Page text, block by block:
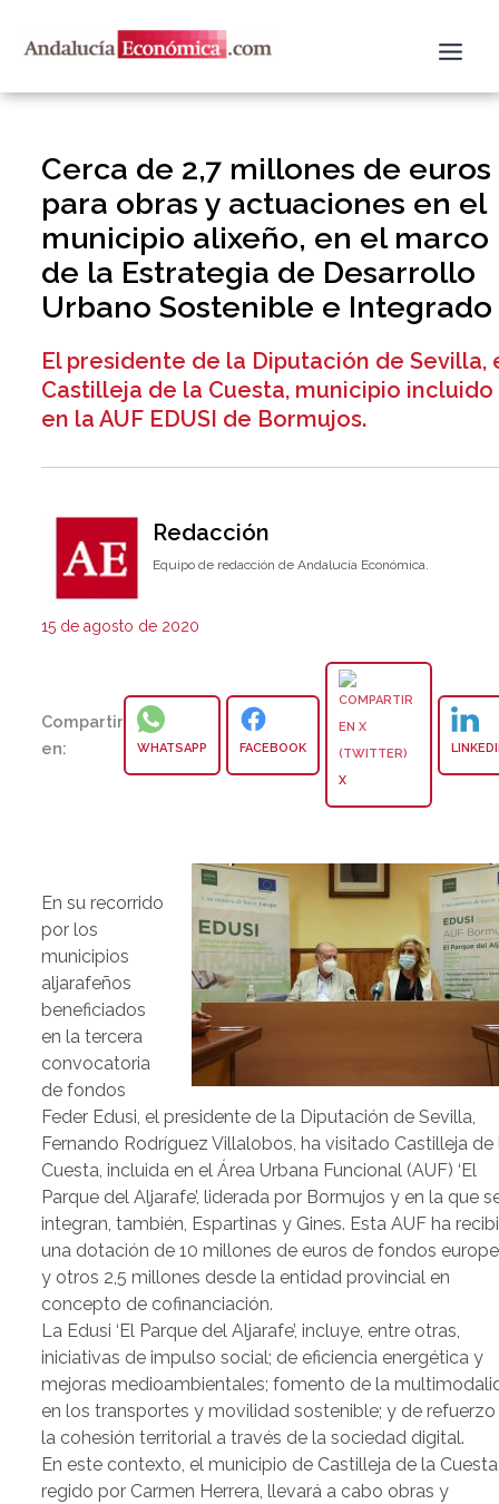
Cerca de 2,7 millones de euros
para obras y actuaciones en el
municipio alixeño, en el marco
de la Estrategia de Desarrollo
Urbano Sostenible e Integrado
El presidente de la Diputación de Sevilla,
Castilleja de la Cuesta, municipio incluido
en la AUF EDUSI de Bormujos.
Redacción
Equipo de redacción de Andalucía Económica.
15 de agosto de 2020
Compartir
en:
WHATSAPP FACEBOOK
X
En su recorrido
por los
municipios
aljarafeños
beneficiados
en la tercera
convocatoria
de fondos
Feder Edusi, el presidente de la Diputación de Sevilla,
Fernando Rodríguez Villalobos, ha visitado Castilleja de
Cuesta, incluida en el Área Urbana Funcional (AUF) ‘El
Parque del Aljarafe’, liderada por Bormujos y en la que
integran, también, Espartinas y Gines. Esta AUF ha
una dotación de 10 millones de euros de fondos
y otros 2,5 millones desde la entidad provincial en
concepto de cofinanciación.
La Edusi ‘El Parque del Aljarafe’, incluye, entre otras,
iniciativas de impulso social; de eficiencia energética y
mejoras medioambientales; fomento de la
en los transportes y movilidad sostenible; y de
la cohesión territorial a través de la sociedad digital.
En este contexto, el municipio de Castilleja de la
regido por Carmen Herrera, llevará a cabo obras y